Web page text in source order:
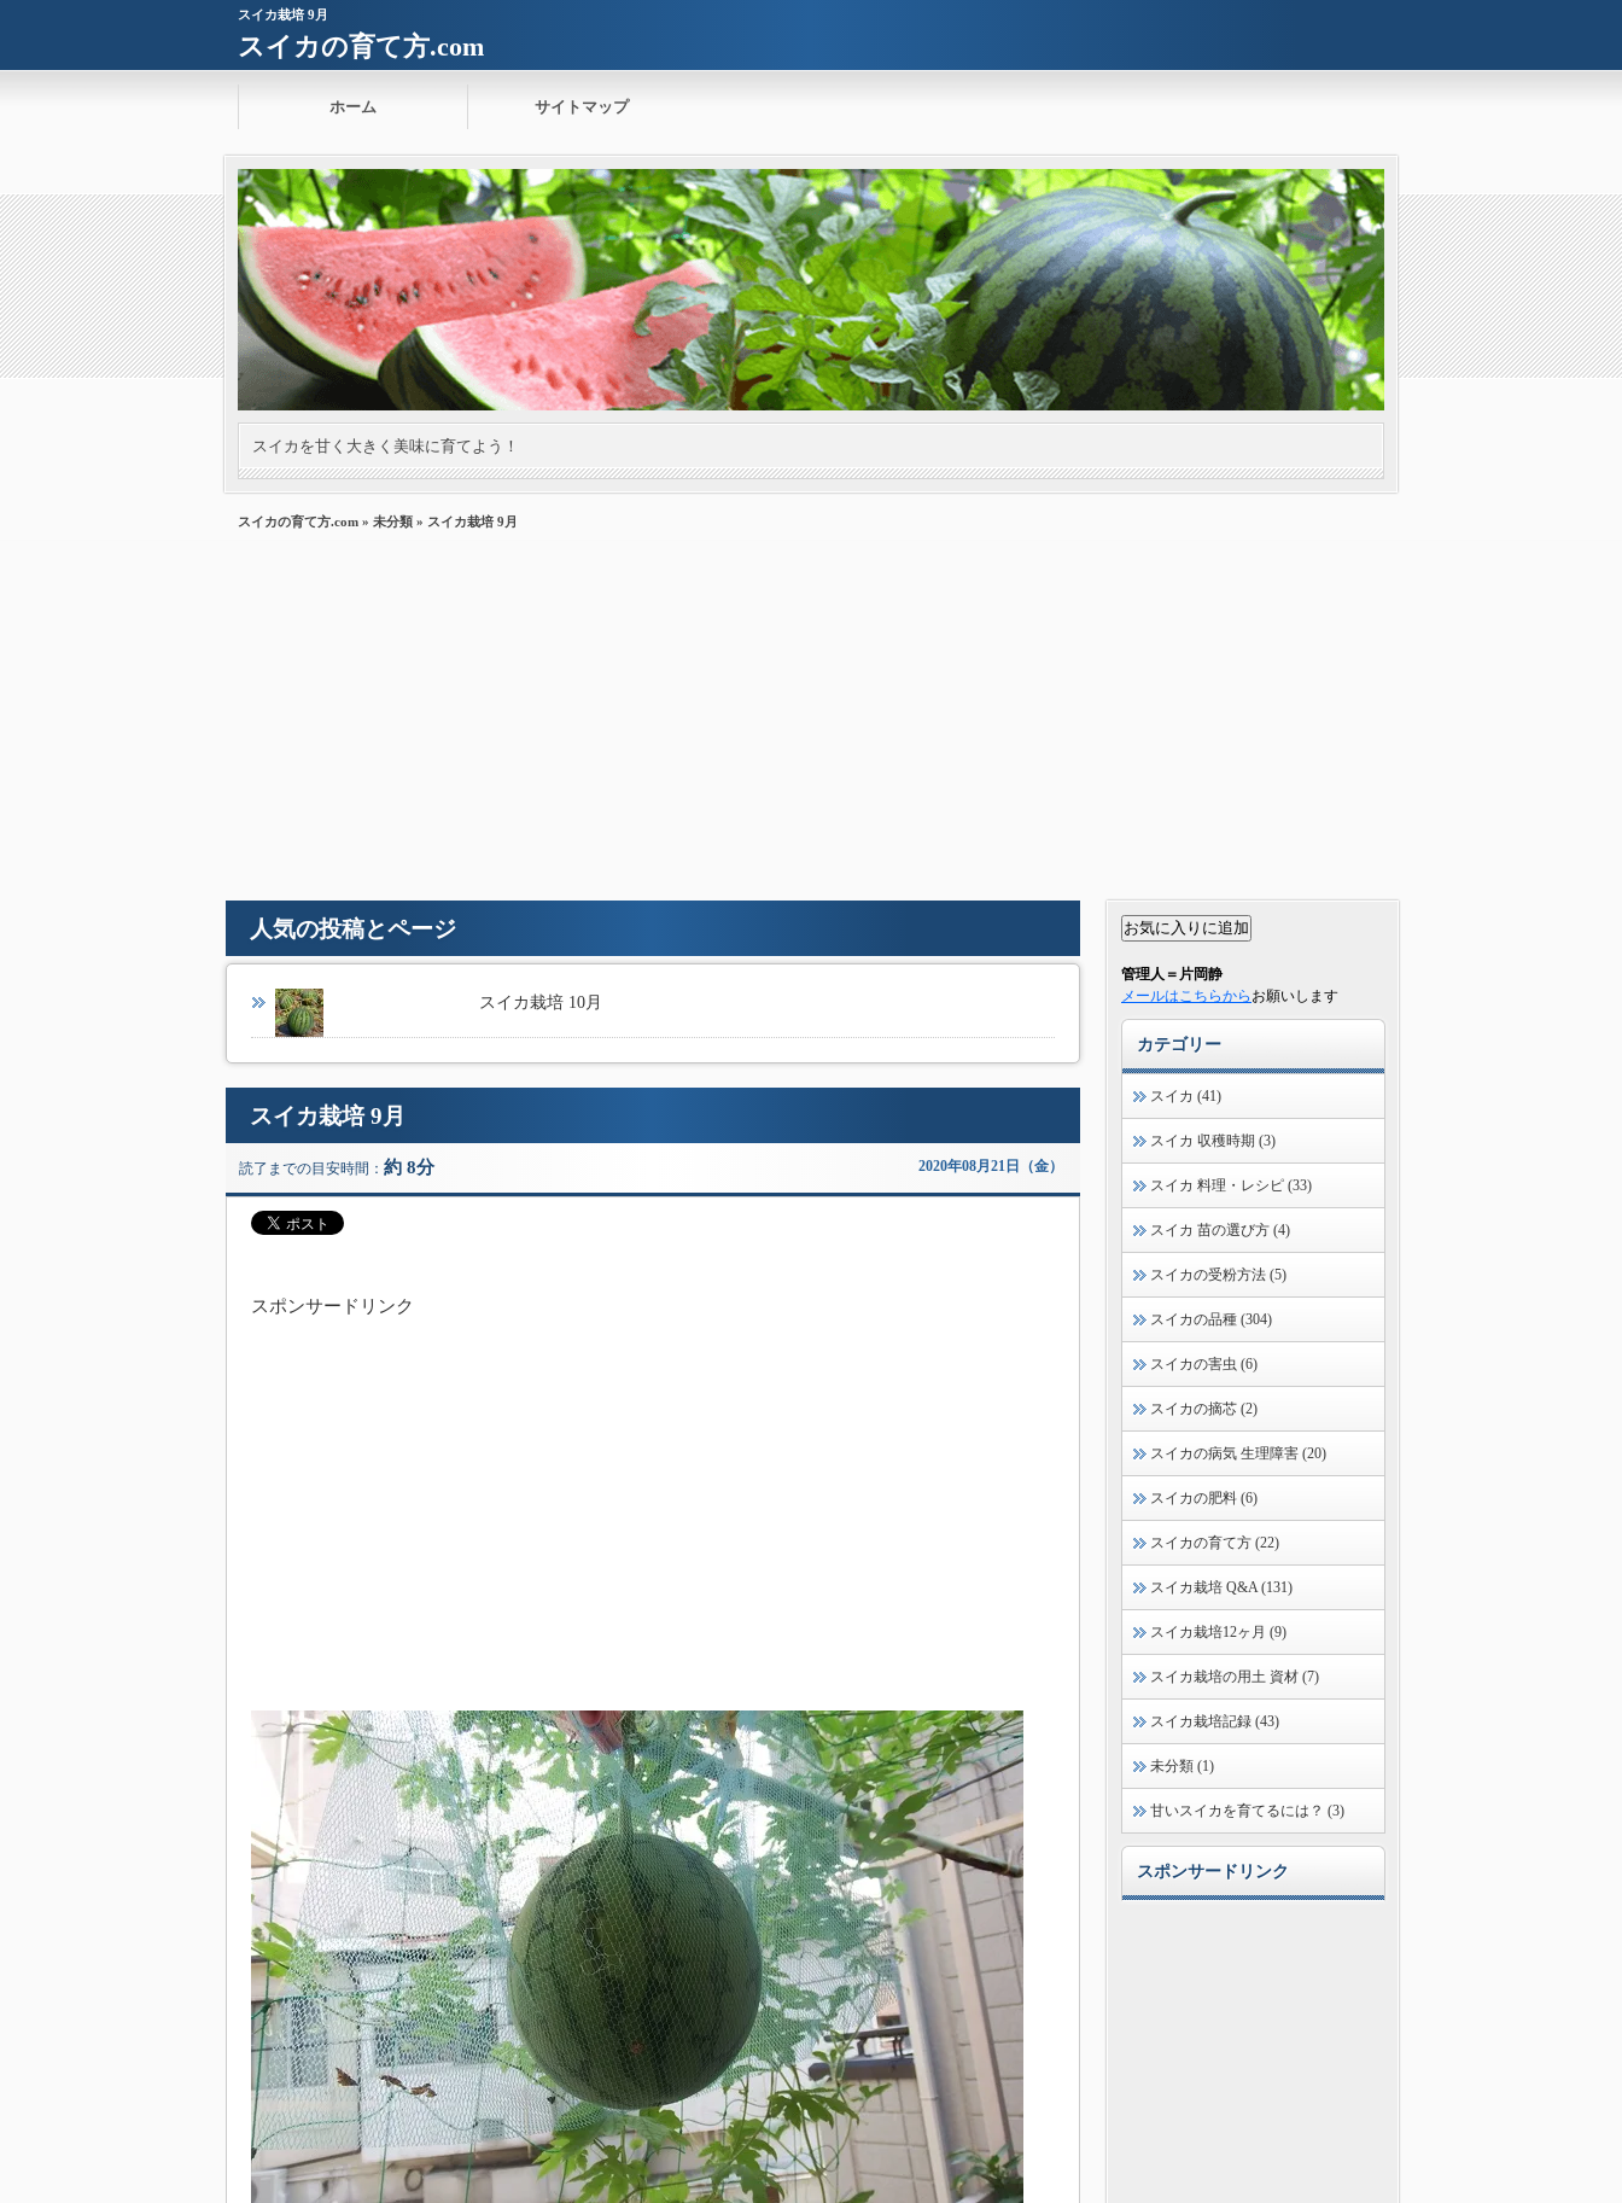
スイカ栽培 9月
スイカの育て方.com
ホーム サイトマップ
スイカを甘く大きく美味に育てよう！
スイカの育て方.com » 未分類 » スイカ栽培 9月
人気の投稿とページ
スイカ栽培 10月
スイカ栽培 9月
読了までの目安時間： 約 8分 2020年08月21日（金）
スポンサードリンク
管理人＝片岡静
メールはこちらから お願いします
カテゴリー
スイカ (41)
スイカ 収穫時期 (3)
スイカ 料理・レシピ (33)
スイカ 苗の選び方 (4)
スイカの受粉方法 (5)
スイカの品種 (304)
スイカの害虫 (6)
スイカの摘芯 (2)
スイカの病気 生理障害 (20)
スイカの肥料 (6)
スイカの育て方 (22)
スイカ栽培 Q&A (131)
スイカ栽培12ヶ月 (9)
スイカ栽培の用土 資材 (7)
スイカ栽培記録 (43)
未分類 (1)
甘いスイカを育てるには？ (3)
スポンサードリンク